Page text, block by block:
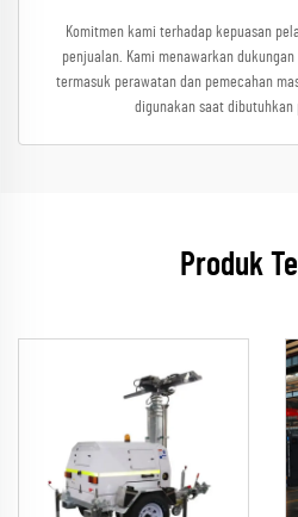
Komitmen kami terhadap kepuasan
penjualan. Kami menawarkan
termasuk perawatan dan pemecahan
digunakan saat dibutuhkan
Produk